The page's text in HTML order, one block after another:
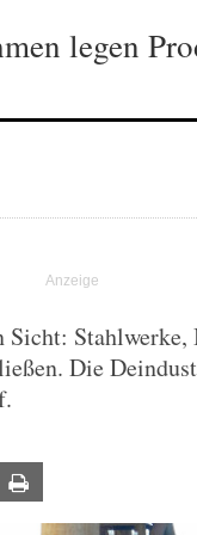
legen
Stahlwerke,
Die